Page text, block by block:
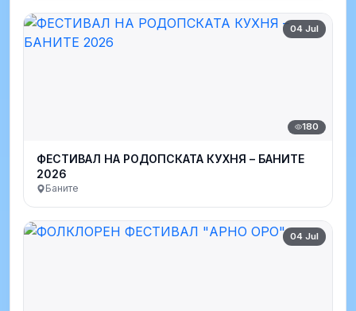
04 Jul
180
ФЕСТИВАЛ НА РОДОПСКАТА КУХНЯ – БАНИТЕ
2026
Баните
04 Jul